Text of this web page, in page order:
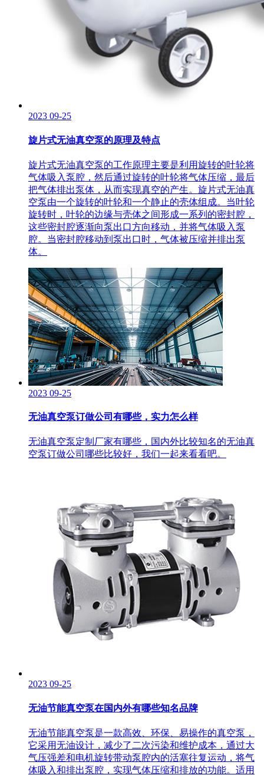
2023 09-25
旋片式无油真空泵的原理及特点
旋片式无油真空泵​的工作原理主要是利用旋转的叶轮将
气体吸入泵腔，然后通过旋转的叶轮将气体压缩，最后
把气体排出泵体，从而实现真空的产生。旋片式无油真
空泵由一个旋转的叶轮和一个静止的壳体组成。当叶轮
旋转时，叶轮的边缘与壳体之间形成一系列的密封腔，
这些密封腔逐渐向泵出口方向移动，并将气体吸入泵
腔。当密封腔移动到泵出口时，气体被压缩并排出泵
体。
2023 09-25
无油真空泵订做公司有哪些，实力怎么样
无油真空泵定制厂家有哪些，国内外比较知名的无油真
空泵订做公司哪些比较好，我们一起来看看吧。
2023 09-25
无油节能真空泵在国内外有哪些知名品牌
无油节能真空泵是一款高效、环保、易操作的真空泵，
它采用无油设计，减少了二次污染和维护成本，通过大
气压强差和电机旋转带动泵腔内的活塞往复运动，将气
体吸入和排出泵腔，实现气体压缩和排放的功能。适用